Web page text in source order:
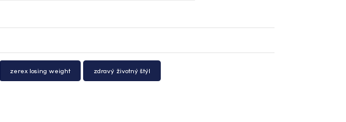
zerex losing weight zdravý životný štýl